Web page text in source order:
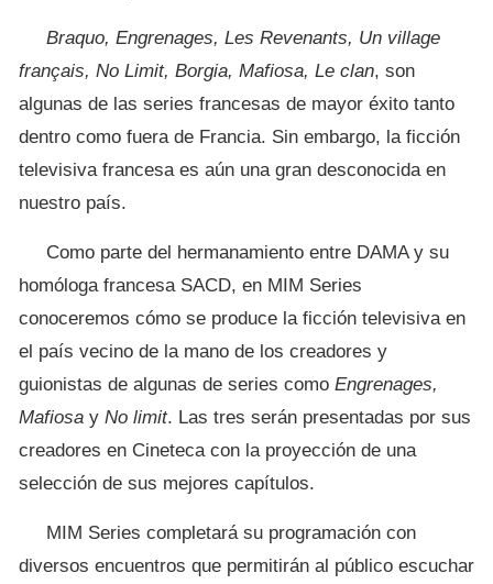
Braquo, Engrenages, Les Revenants, Un village
français, No Limit, Borgia, Mafiosa, Le clan, son
algunas de las series francesas de mayor éxito tanto
dentro como fuera de Francia. Sin embargo, la ficción
televisiva francesa es aún una gran desconocida en
nuestro país.
Como parte del hermanamiento entre DAMA y su
homóloga francesa SACD, en MIM Series
conoceremos cómo se produce la ficción televisiva en
el país vecino de la mano de los creadores y
guionistas de algunas de series como Engrenages,
Mafiosa y No limit. Las tres serán presentadas por sus
creadores en Cineteca con la proyección de una
selección de sus mejores capítulos.
MIM Series completará su programación con
diversos encuentros que permitirán al público escuchar